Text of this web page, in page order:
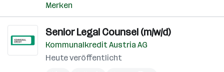
Merken
Senior Legal Counsel (m/w/d)
Kommunalkredit Austria AG
Heute veröffentlicht